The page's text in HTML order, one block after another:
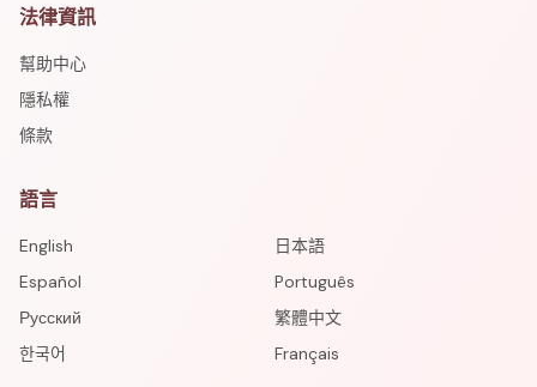
法律資訊
幫助中心
隱私權
條款
語言
English
日本語
Español
Português
Русский
繁體中文
한국어
Français